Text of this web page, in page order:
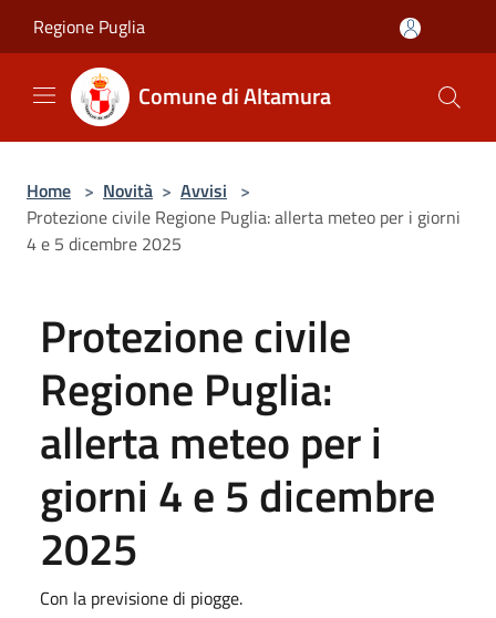
Regione Puglia
Comune di Altamura
Home > Novità > Avvisi >
Protezione civile Regione Puglia: allerta meteo per i giorni
4 e 5 dicembre 2025
Protezione civile
Regione Puglia:
allerta meteo per i
giorni 4 e 5 dicembre
2025
Con la previsione di piogge.